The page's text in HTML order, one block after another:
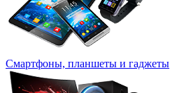
Смартфоны, планшеты и гаджеты